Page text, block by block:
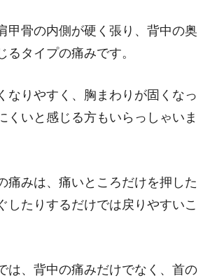
甲骨の内側が硬く張り、背中の奥
るタイプの痛みです。
なりやすく、胸まわりが固くなっ
くいと感じる方もいらっしゃいま
痛みは、痛いところだけを押した
したりするだけでは戻りやすいこ
は、背中の痛みだけでなく、首の